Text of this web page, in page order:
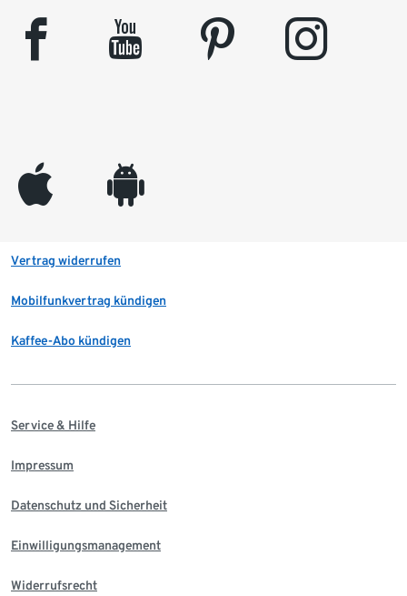
facebook youtube pinterest instagram
appleinc android
Vertrag widerrufen
Mobilfunkvertrag kündigen
Kaffee-Abo kündigen
Service & Hilfe
Impressum
Datenschutz und Sicherheit
Einwilligungsmanagement
Widerrufsrecht